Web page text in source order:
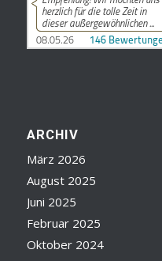
ARCHIV
März 2026
August 2025
Juni 2025
Februar 2025
Oktober 2024